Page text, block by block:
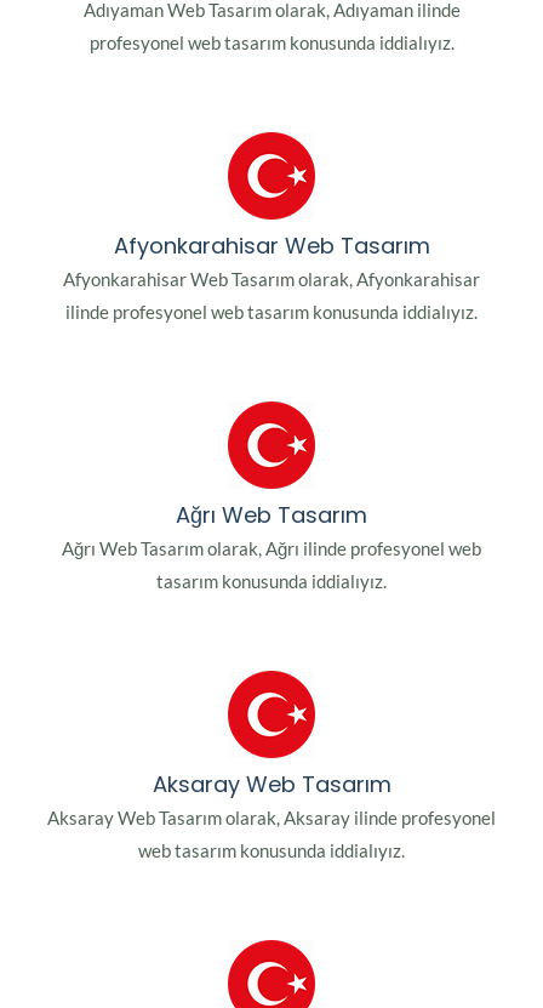
Adıyaman Web Tasarım olarak, Adıyaman ilinde
profesyonel web tasarım konusunda iddialıyız.
Afyonkarahisar Web Tasarım
Afyonkarahisar Web Tasarım olarak, Afyonkarahisar
ilinde profesyonel web tasarım konusunda iddialıyız.
Ağrı Web Tasarım
Ağrı Web Tasarım olarak, Ağrı ilinde profesyonel web
tasarım konusunda iddialıyız.
Aksaray Web Tasarım
Aksaray Web Tasarım olarak, Aksaray ilinde profesyonel
web tasarım konusunda iddialıyız.